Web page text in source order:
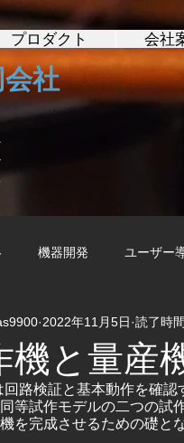
プロダクト 会社
社
機器開発 ユーザー
機と量産
2022年11月5日 読了時
回路検証と基本動作を確
等試作モデルの二つの試
を完成させるための礎と